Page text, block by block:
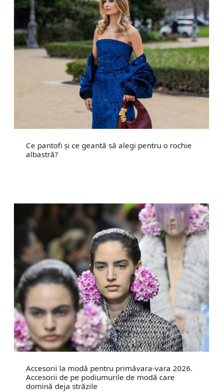
Ce pantofi și ce geantă să alegi pentru o rochie
albastră?
Accesorii la modă pentru primăvara-vara 2026.
Accesorii de pe podiumurile de modă care
domină deja străzile